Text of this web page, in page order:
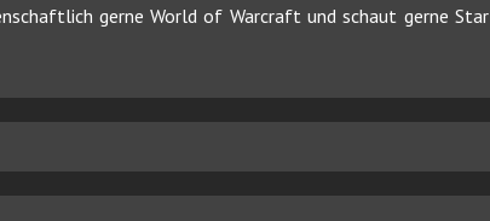
gerne World of Warcraft und schaut gerne Star